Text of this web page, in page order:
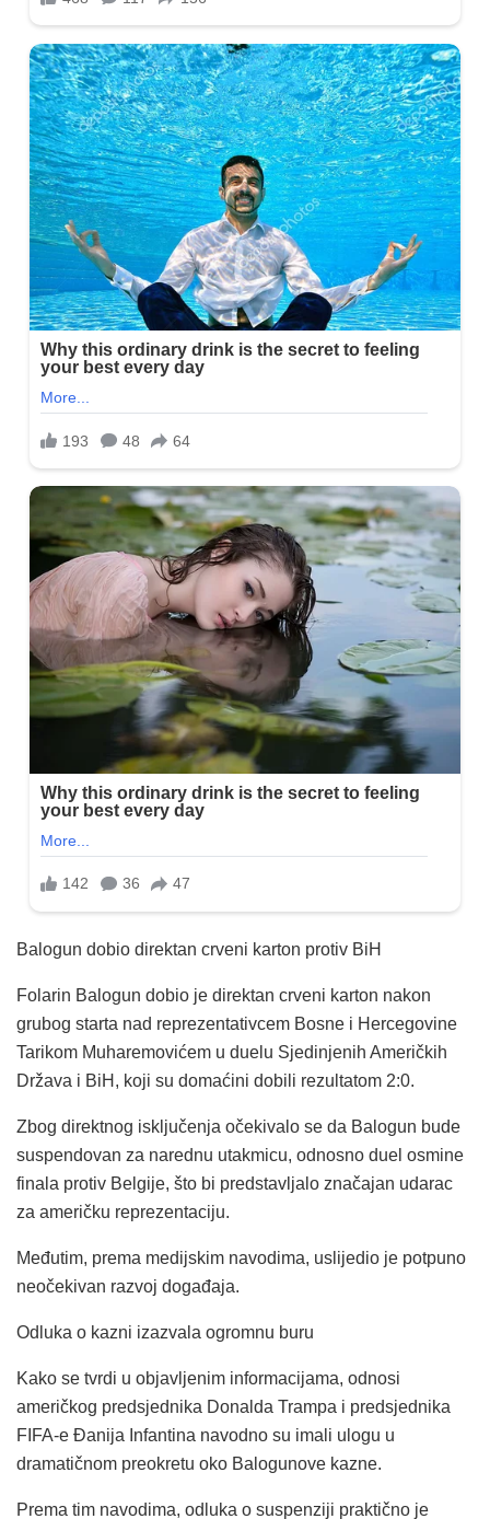
Balogun dobio direktan crveni karton protiv BiH
Folarin Balogun dobio je direktan crveni karton nakon
grubog starta nad reprezentativcem Bosne i Hercegovine
Tarikom Muharemovićem u duelu Sjedinjenih Američkih
Država i BiH, koji su domaćini dobili rezultatom 2:0.
Zbog direktnog isključenja očekivalo se da Balogun bude
suspendovan za narednu utakmicu, odnosno duel osmine
finala protiv Belgije, što bi predstavljalo značajan udarac
za američku reprezentaciju.
Međutim, prema medijskim navodima, uslijedio je potpuno
neočekivan razvoj događaja.
Odluka o kazni izazvala ogromnu buru
Kako se tvrdi u objavljenim informacijama, odnosi
američkog predsjednika Donalda Trampa i predsjednika
FIFA-e Đanija Infantina navodno su imali ulogu u
dramatičnom preokretu oko Balogunove kazne.
Prema tim navodima, odluka o suspenziji praktično je